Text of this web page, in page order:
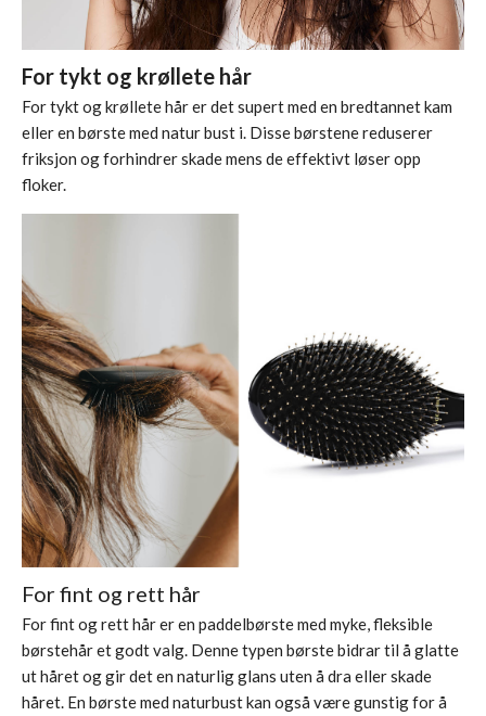
For tykt og krøllete hår
For tykt og krøllete hår er det supert med en bredtannet kam
eller en børste med natur bust i. Disse børstene reduserer
friksjon og forhindrer skade mens de effektivt løser opp
floker.
For fint og rett hår
For fint og rett hår er en paddelbørstemed myke, fleksible
børstehår et godt valg. Denne typen børste bidrar til å glatte
ut håret og gir det en naturlig glans uten å dra eller skade
håret. En børste med naturbust kan også være gunstig for å